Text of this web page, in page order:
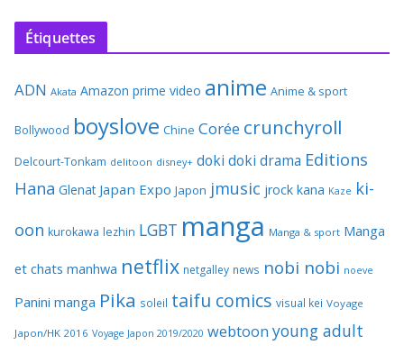
Étiquettes
ADN Akata Amazon prime video anime Anime & sport
Bollywood boyslove Chine Corée crunchyroll
Delcourt-Tonkam delitoon disney+ doki doki drama Editions
Hana Glenat Japan Expo Japon jmusic jrock kana Kaze ki-
oon kurokawa lezhin LGBT manga Manga & sport Manga
et chats manhwa netflix netgalley news nobi nobi noeve
Panini manga Pika soleil taifu comics visual kei Voyage
Japon/HK 2016 Voyage Japon 2019/2020 webtoon young adult